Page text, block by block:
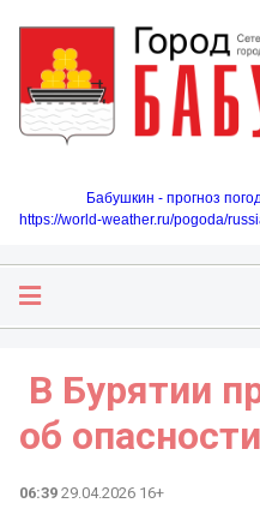
Бабушкин - прогноз
https://world-weather.ru/pogoda/
В Бурятии
об
06:39 29.04.2026 16+